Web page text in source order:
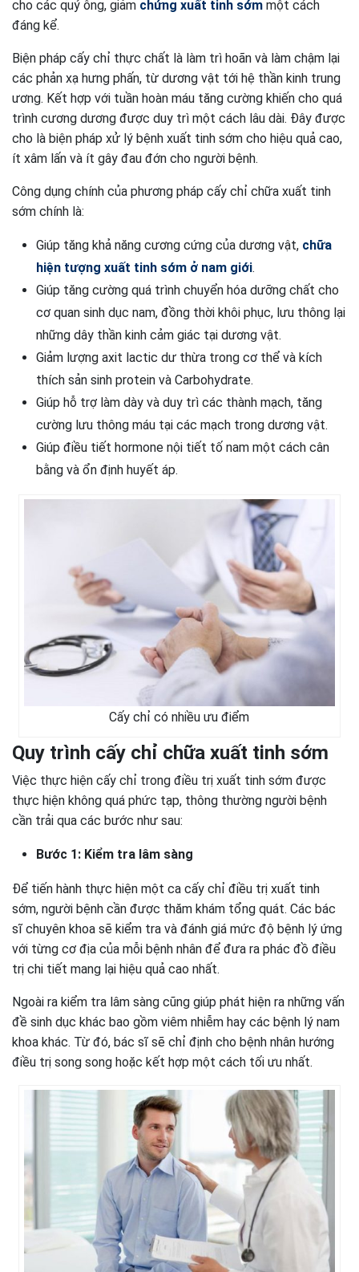
cho các quý ông, giảm chứng xuất tinh sớm một cách
đáng kể.
Biện pháp cấy chỉ thực chất là làm trì hoãn và làm chậm lại
các phản xạ hưng phấn, từ dương vật tới hệ thần kinh trung
ương. Kết hợp với tuần hoàn máu tăng cường khiến cho quá
trình cương dương được duy trì một cách lâu dài. Đây được
cho là biện pháp xử lý bệnh xuất tinh sớm cho hiệu quả cao,
ít xâm lấn và ít gây đau đớn cho người bệnh.
Công dụng chính của phương pháp cấy chỉ chữa xuất tinh
sớm chính là:
Giúp tăng khả năng cương cứng của dương vật, chữa
hiện tượng xuất tinh sớm ở nam giới.
Giúp tăng cường quá trình chuyển hóa dưỡng chất cho
cơ quan sinh dục nam, đồng thời khôi phục, lưu thông lại
những dây thần kinh cảm giác tại dương vật.
Giảm lượng axit lactic dư thừa trong cơ thể và kích
thích sản sinh protein và Carbohydrate.
Giúp hỗ trợ làm dày và duy trì các thành mạch, tăng
cường lưu thông máu tại các mạch trong dương vật.
Giúp điều tiết hormone nội tiết tố nam một cách cân
bằng và ổn định huyết áp.
Cấy chỉ có nhiều ưu điểm
Quy trình cấy chỉ chữa xuất tinh sớm
Việc thực hiện cấy chỉ trong điều trị xuất tinh sớm được
thực hiện không quá phức tạp, thông thường người bệnh
cần trải qua các bước như sau:
Bước 1: Kiểm tra lâm sàng
Để tiến hành thực hiện một ca cấy chỉ điều trị xuất tinh
sớm, người bệnh cần được thăm khám tổng quát. Các bác
sĩ chuyên khoa sẽ kiểm tra và đánh giá mức độ bệnh lý ứng
với từng cơ địa của mỗi bệnh nhân để đưa ra phác đồ điều
trị chi tiết mang lại hiệu quả cao nhất.
Ngoài ra kiểm tra lâm sàng cũng giúp phát hiện ra những vấn
đề sinh dục khác bao gồm viêm nhiễm hay các bệnh lý nam
khoa khác. Từ đó, bác sĩ sẽ chỉ định cho bệnh nhân hướng
điều trị song song hoặc kết hợp một cách tối ưu nhất.